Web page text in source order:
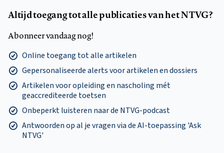
Altijd toegang tot alle publicaties van het NTVG?
Abonneer vandaag nog!
Online toegang tot alle artikelen
Gepersonaliseerde alerts voor artikelen en dossiers
Artikelen voor opleiding en nascholing mét
geaccrediteerde toetsen
Onbeperkt luisteren naar de NTVG-podcast
Antwoorden op al je vragen via de AI-toepassing 'Ask
NTVG'